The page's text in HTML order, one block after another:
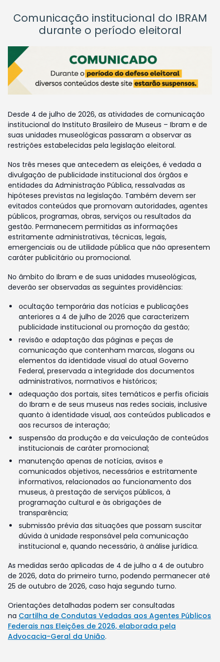
Comunicação institucional do IBRAM
durante o período eleitoral
Desde 4 de julho de 2026, as atividades de comunicação
institucional do Instituto Brasileiro de Museus – Ibram e de
suas unidades museológicas passaram a observar as
restrições estabelecidas pela legislação eleitoral.
Nos três meses que antecedem as eleições, é vedada a
divulgação de publicidade institucional dos órgãos e
entidades da Administração Pública, ressalvadas as
hipóteses previstas na legislação. Também devem ser
evitados conteúdos que promovam autoridades, agentes
públicos, programas, obras, serviços ou resultados da
gestão. Permanecem permitidas as informações
estritamente administrativas, técnicas, legais,
emergenciais ou de utilidade pública que não apresentem
caráter publicitário ou promocional.
No âmbito do Ibram e de suas unidades museológicas,
deverão ser observadas as seguintes providências:
ocultação temporária das notícias e publicações
anteriores a 4 de julho de 2026 que caracterizem
publicidade institucional ou promoção da gestão;
revisão e adaptação das páginas e peças de
comunicação que contenham marcas, slogans ou
elementos da identidade visual do atual Governo
Federal, preservada a integridade dos documentos
administrativos, normativos e históricos;
adequação dos portais, sites temáticos e perfis oficiais
do Ibram e de seus museus nas redes sociais, inclusive
quanto à identidade visual, aos conteúdos publicados e
aos recursos de interação;
suspensão da produção e da veiculação de conteúdos
institucionais de caráter promocional;
manutenção apenas de notícias, avisos e
comunicados objetivos, necessários e estritamente
informativos, relacionados ao funcionamento dos
museus, à prestação de serviços públicos, à
programação cultural e às obrigações de
transparência;
submissão prévia das situações que possam suscitar
dúvida à unidade responsável pela comunicação
institucional e, quando necessário, à análise jurídica.
As medidas serão aplicadas de 4 de julho a 4 de outubro
de 2026, data do primeiro turno, podendo permanecer até
25 de outubro de 2026, caso haja segundo turno.
Orientações detalhadas podem ser consultadas
na Cartilha de Condutas Vedadas aos Agentes Públicos
Federais nas Eleições de 2026, elaborada pela
Advocacia-Geral da União.